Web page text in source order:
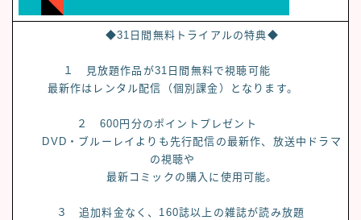
◆31日間無料トライアルの特典◆
１ 見放題作品が31日間無料で視聴可能
最新作はレンタル配信（個別課金）となります。
２ 600円分のポイントプレゼント
DVD・ブルーレイよりも先行配信の最新作、放送中ドラマ
の視聴や
最新コミックの購入に使用可能。
３ 追加料金なく、160誌以上の雑誌が読み放題